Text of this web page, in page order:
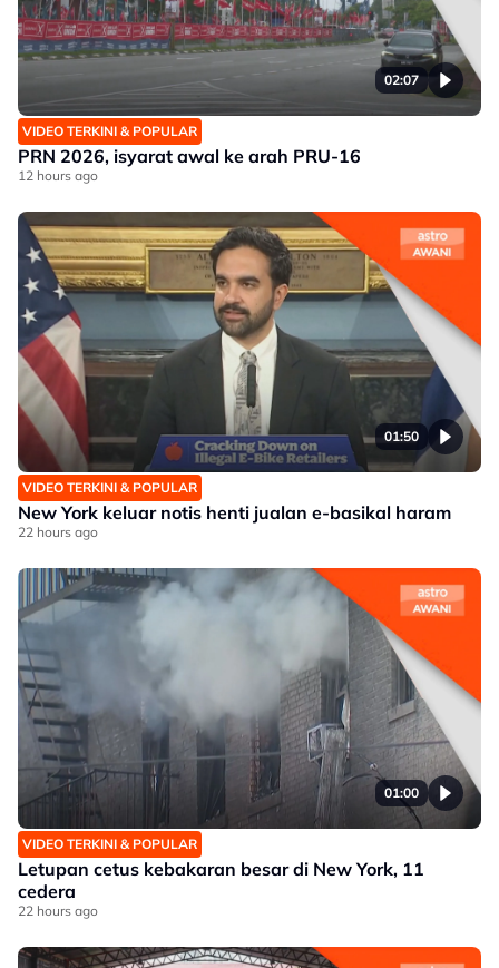
02:07
VIDEO TERKINI & POPULAR
PRN 2026, isyarat awal ke arah PRU-16
12 hours ago
01:50
VIDEO TERKINI & POPULAR
New York keluar notis henti jualan e-basikal haram
22 hours ago
01:00
VIDEO TERKINI & POPULAR
Letupan cetus kebakaran besar di New York, 11
cedera
22 hours ago